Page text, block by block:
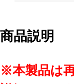
商品説明
※本製品は